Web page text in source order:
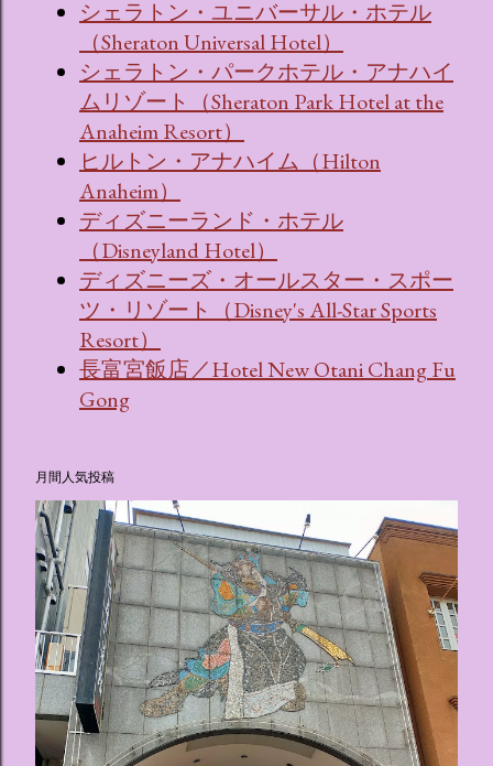
シェラトン・ユニバーサル・ホテル
（Sheraton Universal Hotel）
シェラトン・パークホテル・アナハイ
ムリゾート（Sheraton Park Hotel at the
Anaheim Resort）
ヒルトン・アナハイム（Hilton
Anaheim）
ディズニーランド・ホテル
（Disneyland Hotel）
ディズニーズ・オールスター・スポー
ツ・リゾート（Disney's All-Star Sports
Resort）
長富宮飯店／Hotel New Otani Chang Fu
Gong
月間人気投稿